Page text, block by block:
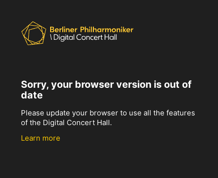
Sorry, your browser version is out of
date
Please update your browser to use all the features
of the Digital Concert Hall.
Learn more